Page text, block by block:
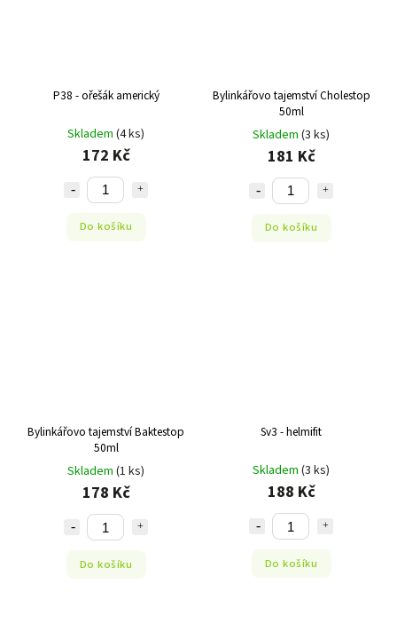
P38 - ořešák americký
Skladem (4 ks)
172 Kč
Do košíku
Bylinkářovo tajemství Cholestop
50ml
Skladem (3 ks)
181 Kč
Do košíku
Bylinkářovo tajemství Baktestop
50ml
Skladem (1 ks)
178 Kč
Do košíku
Sv3 - helmifit
Skladem (3 ks)
188 Kč
Do košíku